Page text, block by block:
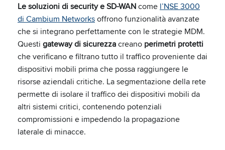
Le soluzioni di security e SD-WANcome l’NSE 3000
di Cambium Networksoffrono funzionalità avanzate
che si integrano perfettamente con le strategie MDM.
Questi gateway di sicurezzacreano perimetri protetti
che verificano e filtrano tutto il traffico proveniente dai
dispositivi mobili prima che possa raggiungere le
risorse aziendali critiche. La segmentazione della rete
permette di isolare il traffico dei dispositivi mobili da
altri sistemi critici, contenendo potenziali
compromissioni e impedendo la propagazione
laterale di minacce.